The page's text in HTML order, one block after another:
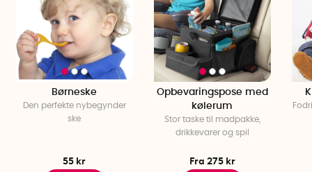
Børneske
Den perfekte nybegynder
ske
55 kr
Opbevaringspose med
kølerum
Stor taske til madpakke,
drikkevarer og spil
Fra 275 kr